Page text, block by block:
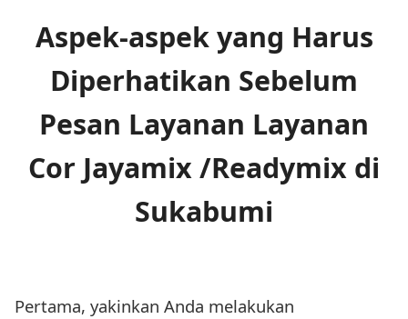
Aspek-aspek yang Harus
Diperhatikan Sebelum
Pesan Layanan Layanan
Cor Jayamix /Readymix di
Sukabumi
Pertama, yakinkan Anda melakukan